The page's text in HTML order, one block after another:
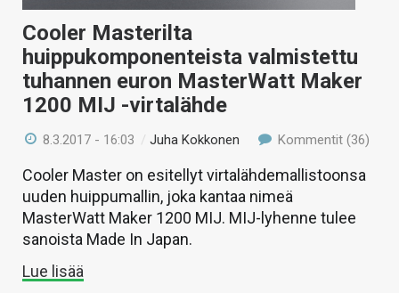
Cooler Masterilta
huippukomponenteista valmistettu
tuhannen euron MasterWatt Maker
1200 MIJ -virtalähde
8.3.2017 - 16:03 /Juha Kokkonen Kommentit (36)
Cooler Master on esitellyt virtalähdemallistoonsa
uuden huippumallin, joka kantaa nimeä
MasterWatt Maker 1200 MIJ. MIJ-lyhenne tulee
sanoista Made In Japan.
Lue lisää